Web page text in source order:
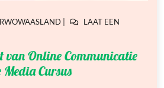
RWOWAASLAND
LAAT EEN
van Online Communicatie
Cursus